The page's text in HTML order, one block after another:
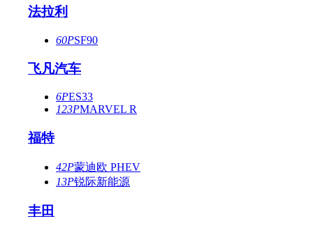
法拉利
60PSF90
飞凡汽车
6PES33
123PMARVEL R
福特
42P蒙迪欧 PHEV
13P锐际新能源
丰田